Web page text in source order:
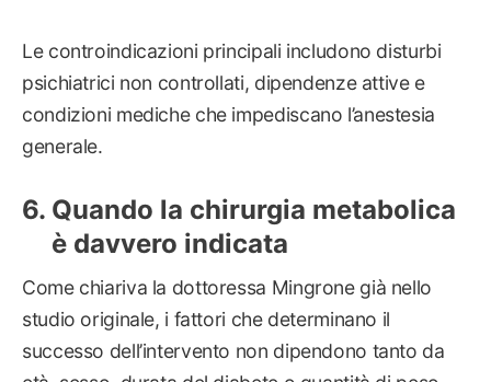
Le controindicazioni principali includono disturbi
psichiatrici non controllati, dipendenze attive e
condizioni mediche che impediscano l’anestesia
generale.
Quando la chirurgia metabolica
è davvero indicata
Come chiariva la dottoressa Mingrone già nello
studio originale, i fattori che determinano il
successo dell’intervento non dipendono tanto da